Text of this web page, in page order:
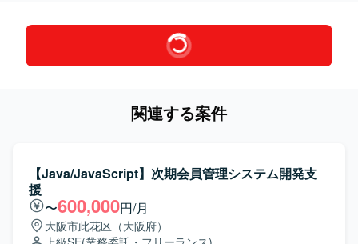
関連する案件
【Java/JavaScript】次期会員管理システム開発支
援
〜600,000円/月
大阪市此花区（大阪府）